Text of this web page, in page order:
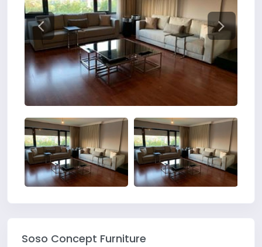
Soso Concept Furniture